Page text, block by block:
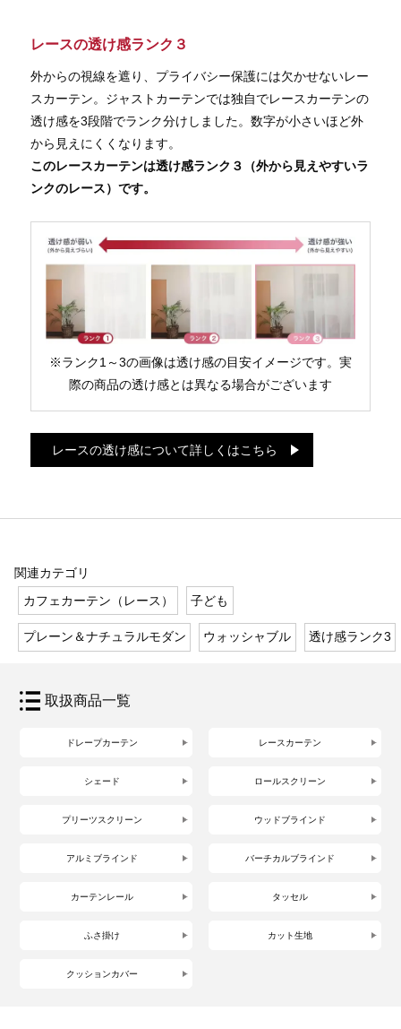
レースの透け感ランク３
外からの視線を遮り、プライバシー保護には欠かせないレー
スカーテン。ジャストカーテンでは独自でレースカーテンの
透け感を3段階でランク分けしました。数字が小さいほど外
から見えにくくなります。
このレースカーテンは透け感ランク３（外から見えやすいラ
ンクのレース）です。
※ランク1～3の画像は透け感の目安イメージです。実
際の商品の透け感とは異なる場合がございます
レースの透け感について詳しくはこちら
関連カテゴリ
カフェカーテン（レース）
子ども
プレーン＆ナチュラルモダン ウォッシャブル 透け感ランク3
取扱商品一覧
ドレープカーテン レースカーテン
シェード ロールスクリーン
プリーツスクリーン ウッドブラインド
アルミブラインド バーチカルブラインド
カーテンレール タッセル
ふさ掛け カット生地
クッションカバー